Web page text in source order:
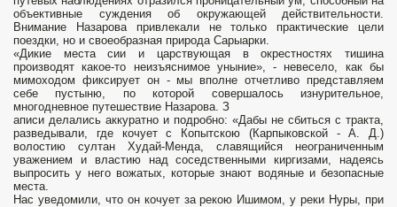
объективные суждения об окружающей действительности.
Внимание Назарова привлекали не только практические цели
поездки, но и своеобразная природа Сарыарки.
«Дикие места сии и царствующая в окрестностях тишина
производят какое-то неизъяснимое уныние», - невесело, как бы
мимоходом фиксирует он - мы вполне отчетливо представляем
себе пустыню, по которой совершалось изнурительное,
многодневное путешествие Назарова. З
аписи делались аккуратно и подробно: «Дабы не сбиться с тракта,
разведывали, где кочует с Копытскою (Карпыковской - А. Д.)
волостию султан Худай-Менда, славящийся неограниченным
уважением и властию над соседственными киргизами, надеясь
выпросить у него вожатых, которые знают водяные и безопасные
места.
Нас уведомили, что он кочует за рекою Ишимом, у реки Нуры, при